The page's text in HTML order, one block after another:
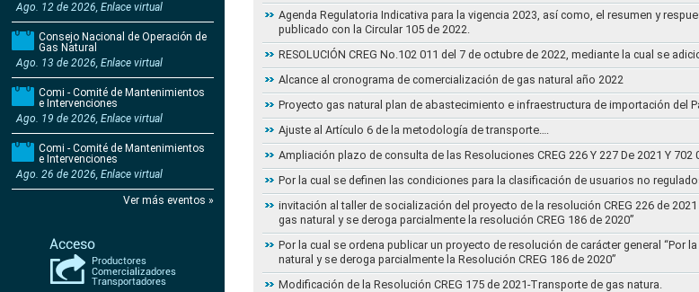
Ago. 12 de 2026, Enlace virtual
Consejo Nacional de Operación de
Gas Natural
Ago. 13 de 2026, Enlace virtual
Comi - Comité de Mantenimientos
e Intervenciones
Ago. 19 de 2026, Enlace virtual
Comi - Comité de Mantenimientos
e Intervenciones
Ago. 26 de 2026, Enlace virtual
Ver más eventos »
Agenda Regulatoria Indicativa para la vigencia 2023, así como, el resumen y
publicado con la Circular 105 de 2022.
RESOLUCIÓN CREG No.102 011 del 7 de octubre de 2022, mediante la cual se
Alcance al cronograma de comercialización de gas natural año 2022
Proyecto gas natural plan de abastecimiento e infraestructura de importación del
Ajuste al Artículo 6 de la metodología de transporte….
Ampliación plazo de consulta de las Resoluciones CREG 226 Y 227 De 2021 Y 702
Por la cual se definen las condiciones para la clasificación de usuarios no
invitación al taller de socialización del proyecto de la resolución CREG 226 de
gas natural y se deroga parcialmente la resolución CREG 186 de 2020”
Por la cual se ordena publicar un proyecto de resolución de carácter general
natural y se deroga parcialmente la Resolución CREG 186 de 2020”
Modificación de la Resolución CREG 175 de 2021-Transporte de gas natura.